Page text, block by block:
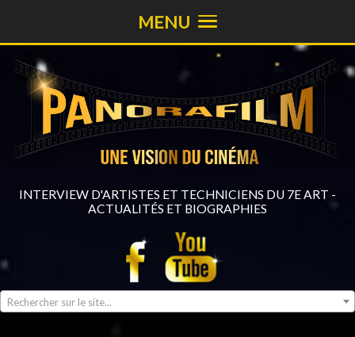
INTERVIEW D'ARTISTES ET TECHNICIENS DU 7E ART -
ACTUALITÉS ET BIOGRAPHIES
Rechercher sur le site...
MENU